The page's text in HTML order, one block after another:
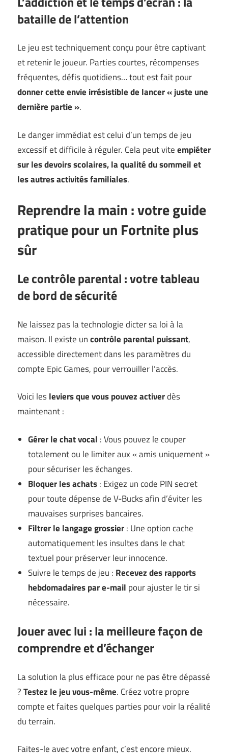
bataille de l’attention
Le jeu est techniquement conçu pour être captivant
et retenir le joueur. Parties courtes, récompenses
fréquentes, défis quotidiens… tout est fait pour
donner cette envie irrésistible de lancer « juste une
dernière partie ».
Le danger immédiat est celui d’un temps de jeu
excessif et difficile à réguler. Cela peut viteempiéter
sur les devoirs scolaires, la qualité du sommeil et
les autres activités familiales.
Reprendre la main : votre guide
pratique pour un Fortnite plus
sûr
Le contrôle parental : votre tableau
de bord de sécurité
Ne laissez pas la technologie dicter sa loi à la
maison. Il existe uncontrôle parental puissant,
accessible directement dans les paramètres du
compte Epic Games, pour verrouiller l’accès.
Voici lesleviers que vous pouvez activerdès
maintenant :
Gérer le chat vocal : Vous pouvez le couper
totalement ou le limiter aux « amis uniquement »
pour sécuriser les échanges.
Bloquer les achats: Exigez un code PIN secret
pour toute dépense de V-Bucks afin d’éviter les
mauvaises surprises bancaires.
Filtrer le langage grossier: Une option cache
automatiquement les insultes dans le chat
textuel pour préserver leur innocence.
Suivre le temps de jeu : Recevez des rapports
hebdomadaires par e-mail pour ajuster le tir si
nécessaire.
Jouer avec lui : la meilleure façon de
comprendre et d’échanger
La solution la plus efficace pour ne pas être dépassé
?Testez le jeu vous-même. Créez votre propre
compte et faites quelques parties pour voir la réalité
du terrain.
Faites-le avec votre enfant, c’est encore mieux.